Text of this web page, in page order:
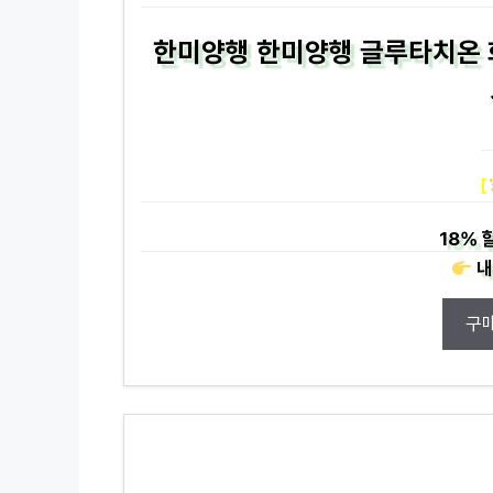
한미양행 한미양행 글루타치
[
18%
구